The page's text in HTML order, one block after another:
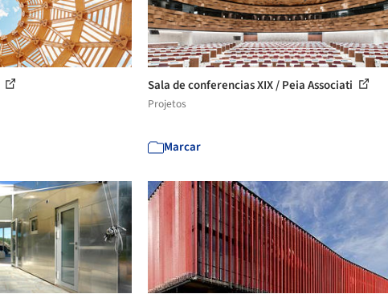
Sala de conferencias XIX / Peia Associati
Projetos
Marcar